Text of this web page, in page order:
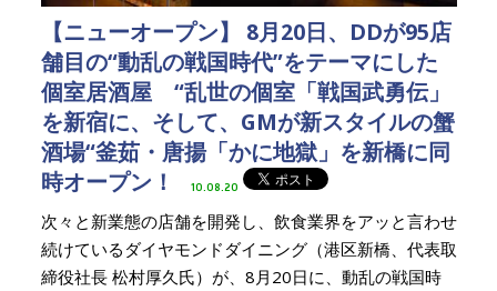
【ニューオープン】 8月20日、DDが95店
舗目の“動乱の戦国時代”をテーマにした
個室居酒屋 “乱世の個室「戦国武勇伝」
を新宿に、そして、GMが新スタイルの蟹
酒場“釜茹・唐揚「かに地獄」を新橋に同
時オープン！
10.08.20
次々と新業態の店舗を開発し、飲食業界をアッと言わせ
続けているダイヤモンドダイニング（港区新橋、代表取
締役社長 松村厚久氏）が、8月20日に、動乱の戦国時